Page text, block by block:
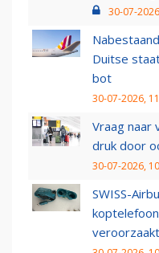
30-07-
Duitse
bot
30-07-2026,
Vraag naar
druk door
30-07-2026,
SWISS-
veroorzaakt